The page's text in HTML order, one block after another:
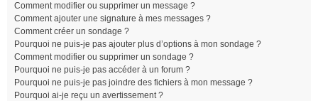
Comment modifier ou supprimer un message ?
Comment ajouter une signature à mes messages ?
Comment créer un sondage ?
Pourquoi ne puis-je pas ajouter plus d’options à mon sondage ?
Comment modifier ou supprimer un sondage ?
Pourquoi ne puis-je pas accéder à un forum ?
Pourquoi ne puis-je pas joindre des fichiers à mon message ?
Pourquoi ai-je reçu un avertissement ?